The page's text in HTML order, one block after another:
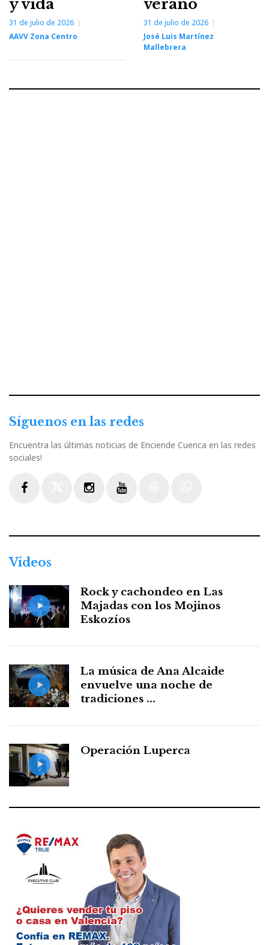
y vida
31 de julio de 2026
AAVV Zona Centro
verano
31 de julio de 2026
José Luis Martínez
Mallebrera
Síguenos en las redes
Encuentra las últimas noticias de Enciende Cuenca en las redes
sociales!
Vídeos
Rock y cachondeo en Las
Majadas con los Mojinos
Eskozíos
La música de Ana Alcaide
envuelve una noche de
tradiciones ...
Operación Luperca